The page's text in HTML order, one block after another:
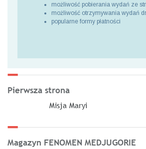
możliwość pobierania wydań ze
możliwość otrzymywania wydań
popularne formy płatności
Pierwsza strona
Misja Maryi
Magazyn FENOMEN MEDJUGORIE